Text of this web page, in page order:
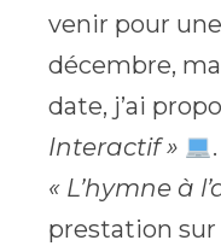
venir pour
décembre,
date, j’ai
Interactif »
« L’hymne à
prestation sur